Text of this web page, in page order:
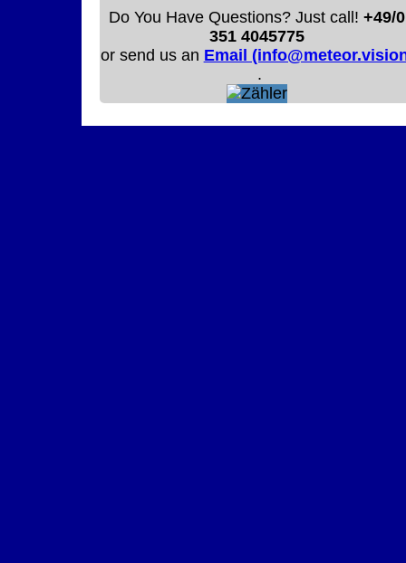
Do You Have Questions? Just call!+49/0
351 4045775
or send us an Email
.